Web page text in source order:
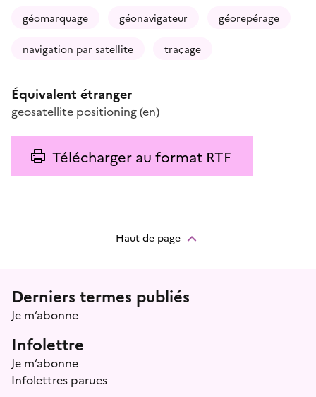
géomarquage géonavigateur géorepérage
navigation par satellite traçage
Équivalent étranger
geosatellite positioning(en)
Télécharger au format RTF
Haut de page
Menu prefooter
Derniers termes publiés
Je m’abonne
Infolettre
Je m’abonne
Infolettres parues